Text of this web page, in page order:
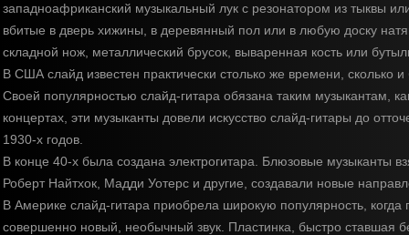
западноафриканский музыкальный лук с резонатором из тыквы
вбитые в дверь хижины, в деревянный пол или в любую доску
складной нож, металлический брусок, вываренная кость или
В США слайд известен практически столько же времени, сколько
Своей популярностью слайд-гитара обязана таким музыкантам,
концертах, эти музыканты довели искусство слайд-гитары до
1930-х годов.
В конце 40-х была создана электрогитара. Блюзовые музыканты
Роберт Найтхок, Мадди Уотерс и другие, создавали новые
В Америке слайд-гитара приобрела широкую популярность, когда
совершенно новый, необычный звук. Пластинка, быстро ставшая